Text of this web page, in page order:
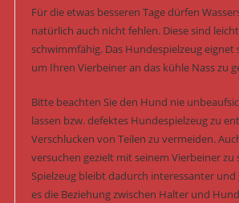
Für die etwas besseren Tage dürfen
natürlich auch nicht fehlen. Diese sind
schwimmfähig. Das Hundespielzeug eignet
um Ihren Vierbeiner an das kühle Nass zu
Bitte beachten Sie den Hund nie
lassen bzw. defektes Hundespielzeug zu
Verschlucken von Teilen zu vermeiden.
versuchen gezielt mit seinem Vierbeiner zu
Spielzeug bleibt dadurch interessanter
es die Beziehung zwischen Halter und